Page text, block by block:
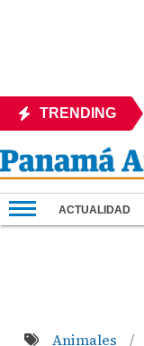
TRENDING
rey Felipe VI en
ACTUALIDAD
Animales /